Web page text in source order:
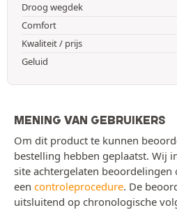
Droog wegdek
Comfort
Kwaliteit / prijs
Geluid
MENING VAN GEBRUIKERS
Om dit product te kunnen
bestelling hebben geplaatst. Wij
site achtergelaten beoordelingen
een controleprocedure. De
uitsluitend op chronologische